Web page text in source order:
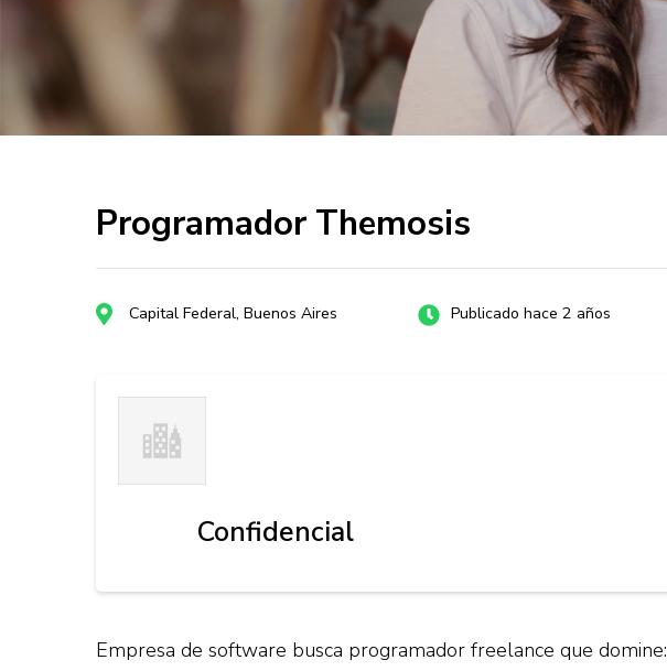
Programador Themosis
Capital Federal, Buenos Aires Publicado hace 2 años
Confidencial
Empresa de software busca programador freelance que domine: